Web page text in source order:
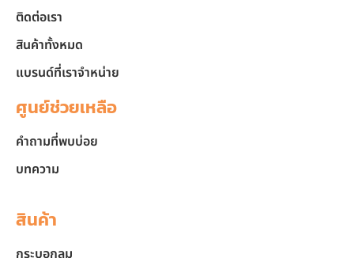
ติดต่อเรา
สินค้าทั้งหมด
แบรนด์ที่เราจำหน่าย
ศูนย์ช่วยเหลือ
คำถามที่พบบ่อย
บทความ
สินค้า
กระบอกลม